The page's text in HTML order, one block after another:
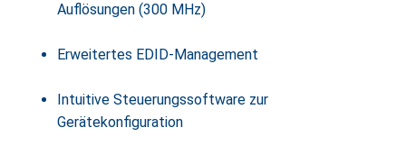
Auflösungen (300 MHz)
Erweitertes EDID-Management
Intuitive Steuerungssoftware zur
Gerätekonfiguration